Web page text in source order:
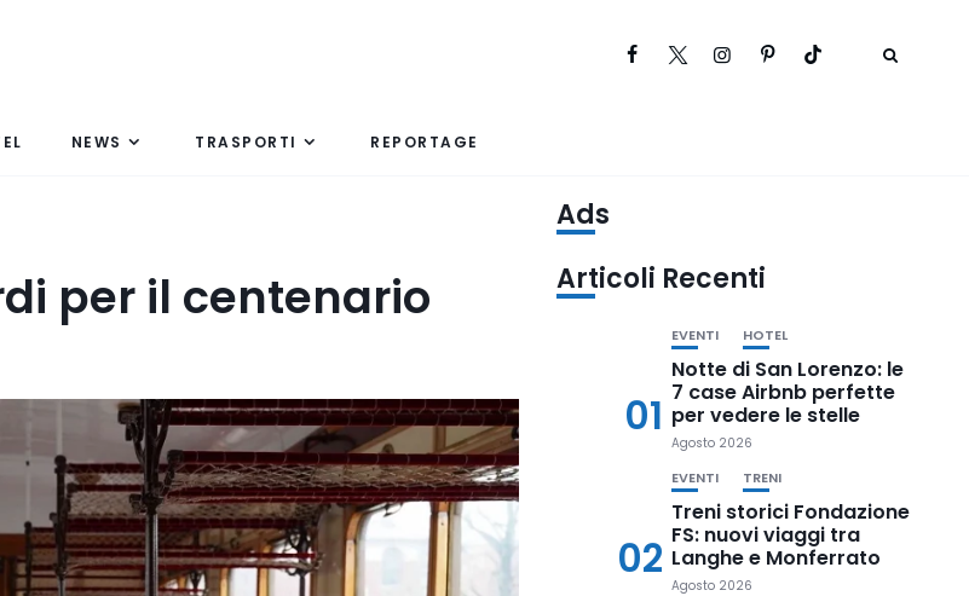
NEWS TRASPORTI REPORTAGE
per il centenario
Ads
Articoli Recenti
01
EVENTI HOTEL
Notte di San Lorenzo: le
7 case Airbnb perfette
per vedere le stelle
Agosto 2026
02
EVENTI TRENI
Treni storici Fondazione
FS: nuovi viaggi tra
Langhe e Monferrato
Agosto 2026